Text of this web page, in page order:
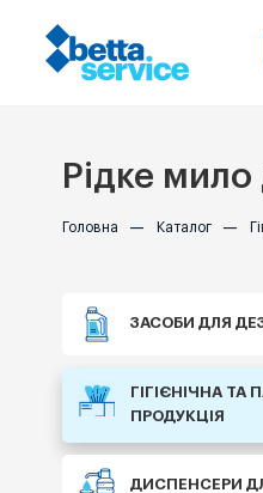
Рідке
Головна — Каталог —
ЗАСОБИ ДЛЯ
ГІГІЄНІЧНА ТА
ПРОДУКЦІЯ
ДИСПЕНСЕРИ